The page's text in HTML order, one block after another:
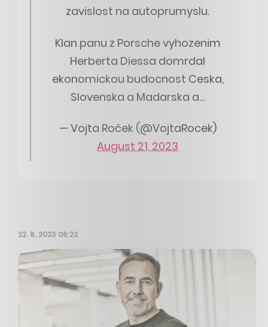
zavislost na autoprumyslu.
Klan panu z Porsche vyhozenim
Herberta Diessa domrdal
ekonomickou budocnost Ceska,
Slovenska a Madarska a…
— Vojta Roček (@VojtaRocek)
August 21, 2023
22. 8. 2023 06:22